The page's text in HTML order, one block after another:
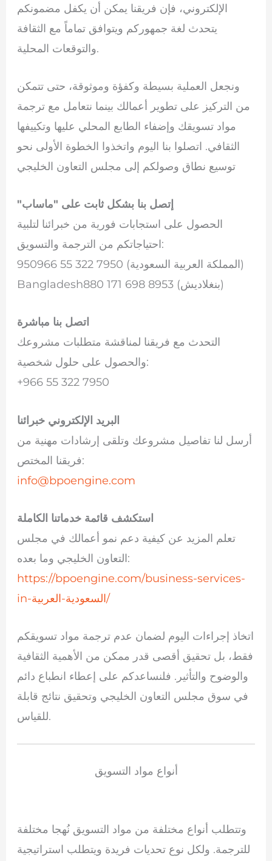
الإلكتروني، فإن فريقنا يمكن أن يكفل مضمونكم
يتحدث لغة جمهوركم ويتوافق تماماً مع الثقافة
والتوقعات المحلية.
ونجعل العملية بسيطة وكفؤة وموثوقة، حتى تتمكن
من التركيز على تطوير أعمالك بينما نتعامل مع ترجمة
مواد تسويقك وإضفاء الطابع المحلي عليها وتكييفها
الثقافي. اتصلوا بنا اليوم واتخذوا الخطوة الأولى نحو
توسيع نطاق وصولكم إلى مجلس التعاون الخليجي
"إتصل بنا بشكل ثابت على "ماساب
الحصول على استجابات فورية من خبرائنا لتلبية
احتياجاتكم من الترجمة والتسويق:
950966 55 322 7950 (المملكة العربية السعودية)
Bangladesh880 171 698 8953 (بنغلاديش)
اتصل بنا مباشرة
التحدث مع فريقنا لمناقشة متطلبات مشروعك
والحصول على حلول شخصية:
+966 55 322 7950
البريد الإلكتروني خبرائنا
أرسل لنا تفاصيل مشروعك وتلقى إرشادات مهنية من
فريقنا المختص:
info@bpoengine.com
استكشف قائمة خدماتنا الكاملة
تعلم المزيد عن كيفية دعم نمو أعمالك في مجلس
التعاون الخليجي وما بعده:
https://bpoengine.com/business-services-
in-السعودية-العربية/
اتخاذ إجراءات اليوم لضمان عدم ترجمة مواد تسويقكم
فقط، بل تحقيق أقصى قدر ممكن من الأهمية الثقافية
والوضوح والتأثير. فلنساعدكم على إعطاء انطباع دائم
في سوق مجلس التعاون الخليجي وتحقيق نتائج قابلة
للقياس.
أنواع مواد التسويق
وتتطلب أنواع مختلفة من مواد التسويق نُهجا مختلفة
للترجمة. ولكل نوع تحديات فريدة ويتطلب استراتيجية